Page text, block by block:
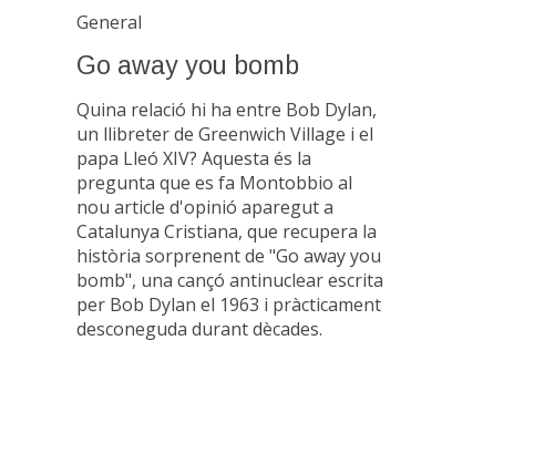
General
Go away you bomb
Quina relació hi ha entre Bob Dylan,
un llibreter de Greenwich Village i el
papa Lleó XIV? Aquesta és la
pregunta que es fa Montobbio al
nou article d'opinió aparegut a
Catalunya Cristiana, que recupera la
història sorprenent de "Go away you
bomb", una cançó antinuclear escrita
per Bob Dylan el 1963 i pràcticament
desconeguda durant dècades.